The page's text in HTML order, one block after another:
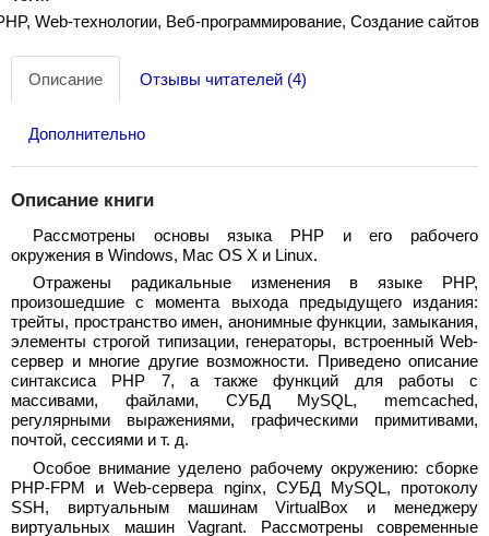
Web-технологии, Веб-программирование, Создание сайтов
Описание Отзывы читателей (4)
Дополнительно
Описание книги
Рассмотрены основы языка PHP и его рабочего
окружения в Windows, Mac OS X и Linux.
Отражены радикальные изменения в языке PHP,
произошедшие с момента выхода предыдущего издания:
трейты, пространство имен, анонимные функции, замыкания,
элементы строгой типизации, генераторы, встроенный Web-
сервер и многие другие возможности. Приведено описание
синтаксиса PHP 7, а также функций для работы с
массивами, файлами, СУБД MySQL, memcached,
регулярными выражениями, графическими примитивами,
почтой, сессиями и т. д.
Особое внимание уделено рабочему окружению: сборке
PHP-FPM и Web-сервера nginx, СУБД MySQL, протоколу
SSH, виртуальным машинам VirtualBox и менеджеру
виртуальных машин Vagrant. Рассмотрены современные